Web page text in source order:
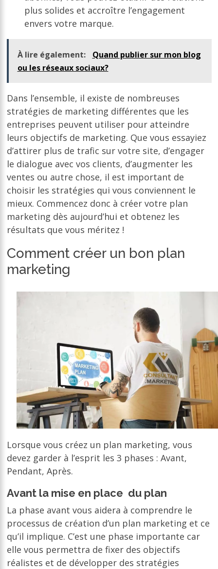
plus solides et accroître l’engagement
envers votre marque.
À lire également:
Quand publier sur mon blog
ou les réseaux sociaux?
Dans l’ensemble, il existe de nombreuses
stratégies de marketing différentes que les
entreprises peuvent utiliser pour atteindre
leurs objectifs de marketing. Que vous essayiez
d’attirer plus de trafic sur votre site, d’engager
le dialogue avec vos clients, d’augmenter les
ventes ou autre chose, il est important de
choisir les stratégies qui vous conviennent le
mieux. Commencez donc à créer votre plan
marketing dès aujourd’hui et obtenez les
résultats que vous méritez !
Comment créer un bon plan
marketing
Lorsque vous créez un plan marketing, vous
devez garder à l’esprit les 3 phases : Avant,
Pendant, Après.
Avant la mise en place du plan
La phase avant vous aidera à comprendre le
processus de création d’un plan marketing et ce
qu’il implique. C’est une phase importante car
elle vous permettra de fixer des objectifs
réalistes et de développer des stratégies